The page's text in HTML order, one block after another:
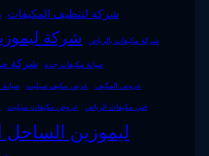
شركة لتنظيف المكيفات
شركة شركة مكيفات بالرياض
شركة صيانة مكيفات جدة
عرض مكيف سبليت عروض المكيف
عروض مكيفات سبليت فني مكيفات الرياض
ليموزين الساحل